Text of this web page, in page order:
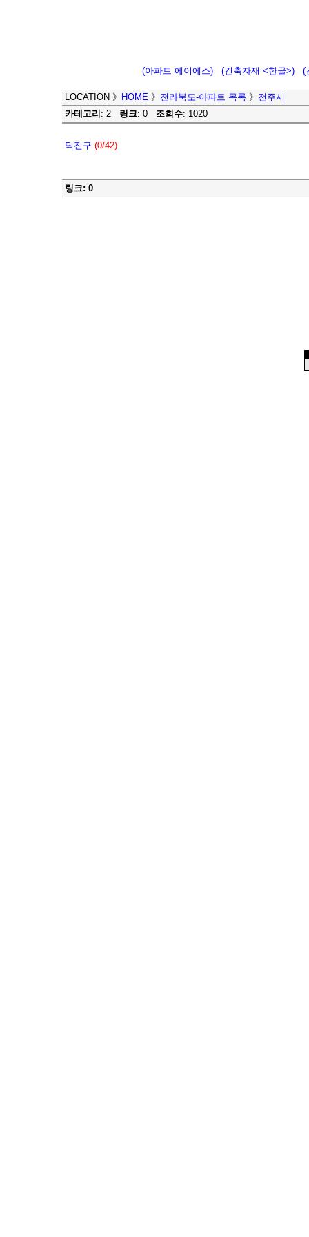
(아파트 에이에스) (건축자재 <한글>) (
LOCATION 》 HOME 》 전라북도-아파트 목록 》 전주시
카테고리 : 2 링크: 0 조회수: 1020
덕진구 (0/42)
링크: 0